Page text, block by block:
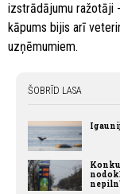
izstrādājumu ražotāji
kāpums bijis arī
uzņēmumiem.
ŠOBRĪD LASA